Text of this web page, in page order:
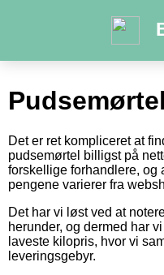
Det er ret kompliceret at
pudsemørtel billigst på
forskellige forhandlere, og
pengene varierer fra
Det har vi løst ved at
herunder, og dermed har
laveste kilopris, hvor vi
leveringsgebyr.